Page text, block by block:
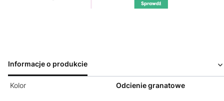
Informacje o produkcie
Kolor Odcienie granatowe